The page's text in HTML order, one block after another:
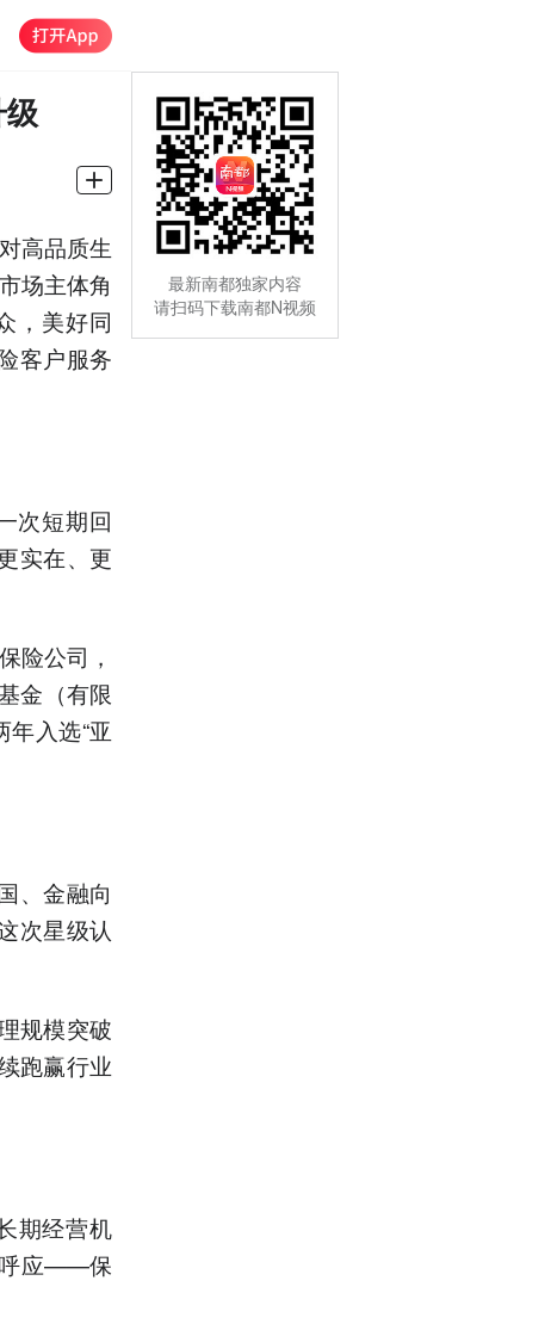
高品质生
场主体角
，美好同
客户服务
次短期回
实在、更
险公司，
金（有限
入选“亚
、金融向
次星级认
规模突破
跑赢行业
期经营机
呼应——保
最新南都独家内容
请扫码下载南都N视频